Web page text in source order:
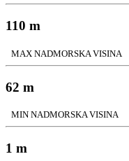
110 m
MAX NADMORSKA VISINA
62 m
MIN NADMORSKA VISINA
1 m